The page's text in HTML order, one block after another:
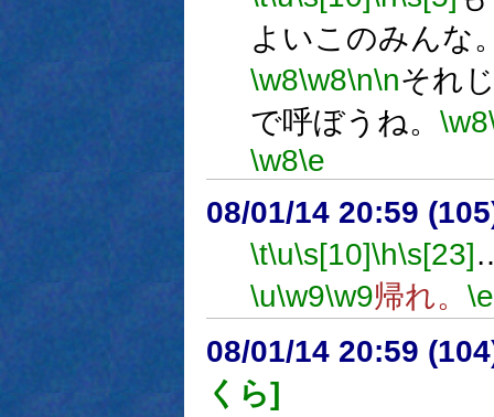
よいこのみんな
\w8\w8\n\nそれ
で呼ぼうね。 \w8
\w8\e
08/01/14 20:59
\t\u\s[10]\h\s[23]
\u\w9\w9帰れ。 \e
08/01/14 20:59
くら]